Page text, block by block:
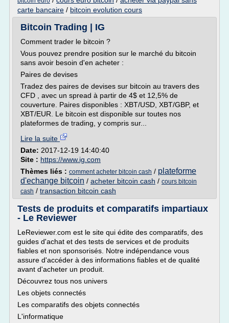
carte bancaire / bitcoin evolution cours
Bitcoin Trading | IG
Comment trader le bitcoin ?
Vous pouvez prendre position sur le marché du bitcoin
sans avoir besoin d'en acheter :
Paires de devises
Tradez des paires de devises sur bitcoin au travers des
CFD , avec un spread à partir de 4$ et 12,5% de
couverture. Paires disponibles : XBT/USD, XBT/GBP, et
XBT/EUR. Le bitcoin est disponible sur toutes nos
plateformes de trading, y compris sur...
Lire la suite
Date: 2017-12-19 14:40:40
Site : https://www.ig.com
Thèmes liés : comment acheter bitcoin cash / plateforme
d'echange bitcoin / acheter bitcoin cash / cours bitcoin
cash / transaction bitcoin cash
Tests de produits et comparatifs impartiaux
- Le Reviewer
LeReviewer.com est le site qui édite des comparatifs, des
guides d'achat et des tests de services et de produits
fiables et non sponsorisés. Notre indépendance vous
assure d'accéder à des informations fiables et de qualité
avant d'acheter un produit.
Découvrez tous nos univers
Les objets connectés
Les comparatifs des objets connectés
L'informatique